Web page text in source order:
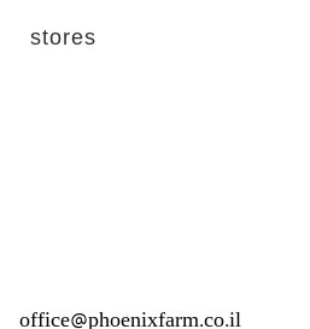
stores
office@phoenixfarm.co.il